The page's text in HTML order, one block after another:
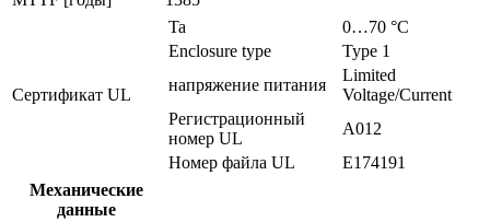
Сертификат UL
Ta
0…70 °C
Enclosure type
Type 1
напряжение питания
Limited
Voltage/Current
Регистрационный
номер UL
A012
Номер файла UL
E174191
Механические
данные